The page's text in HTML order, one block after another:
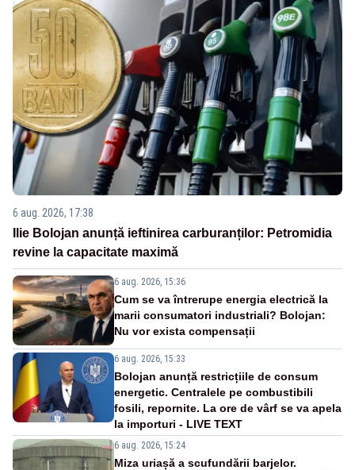
6 aug. 2026, 17:38
Ilie Bolojan anunță ieftinirea carburanților: Petromidia
revine la capacitate maximă
6 aug. 2026, 15:36
Cum se va întrerupe energia electrică la
marii consumatori industriali? Bolojan:
Nu vor exista compensații
6 aug. 2026, 15:33
Bolojan anunță restricțiile de consum
energetic. Centralele pe combustibili
fosili, repornite. La ore de vârf se va apela
la importuri - LIVE TEXT
6 aug. 2026, 15:24
Miza uriașă a scufundării barjelor.